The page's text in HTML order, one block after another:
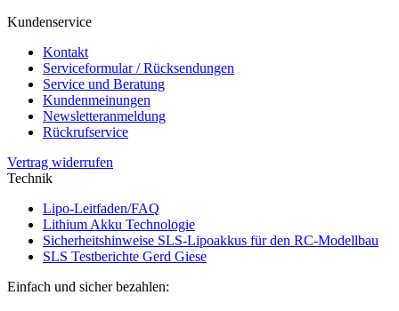
Kundenservice
Kontakt
Serviceformular / Rücksendungen
Service und Beratung
Kundenmeinungen
Newsletteranmeldung
Rückrufservice
Vertrag widerrufen
Technik
Lipo-Leitfaden/FAQ
Lithium Akku Technologie
Sicherheitshinweise SLS-Lipoakkus für den RC-Modellbau
SLS Testberichte Gerd Giese
Einfach und sicher bezahlen: